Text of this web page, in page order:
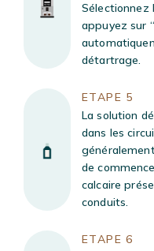
Sélectionnez
appuyez sur
détartrage.
ETAPE 5
La solution
dans les
de
calcaire
conduits.
ETAPE 6